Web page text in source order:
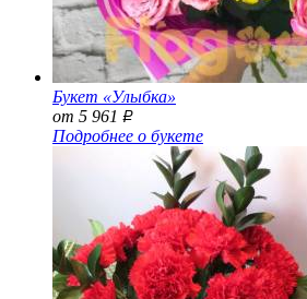
Букет «Улыбка»
от 5 961 Р
Подробнее о букете